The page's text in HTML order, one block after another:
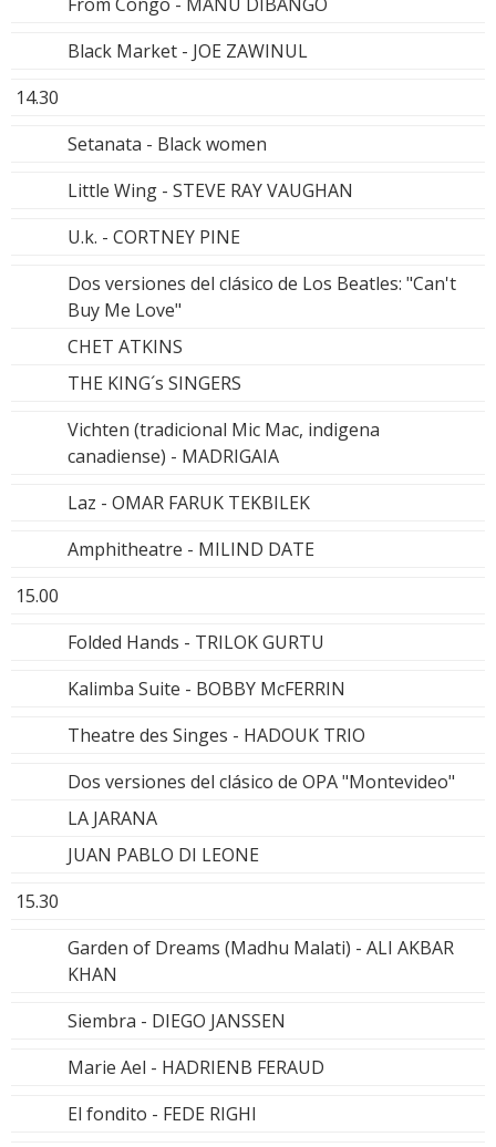
Black Market - JOE ZAWINUL
14.30
Setanata - Black women
Little Wing - STEVE RAY VAUGHAN
U.k. - CORTNEY PINE
Dos versiones del clásico de Los Beatles: "Can't
Buy Me Love"
CHET ATKINS
THE KING´s SINGERS
Vichten (tradicional Mic Mac, indigena
canadiense) - MADRIGAIA
Laz - OMAR FARUK TEKBILEK
Amphitheatre - MILIND DATE
15.00
Folded Hands - TRILOK GURTU
Kalimba Suite - BOBBY McFERRIN
Theatre des Singes - HADOUK TRIO
Dos versiones del clásico de OPA "Montevideo"
LA JARANA
JUAN PABLO DI LEONE
15.30
Garden of Dreams (Madhu Malati) - ALI AKBAR
KHAN
Siembra - DIEGO JANSSEN
Marie Ael - HADRIENB FERAUD
El fondito - FEDE RIGHI